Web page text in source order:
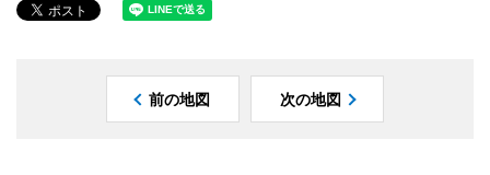
前の地図 次の地図